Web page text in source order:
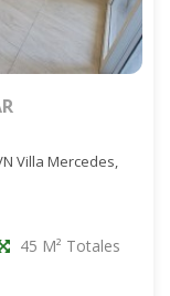
Villa Mercedes,
45 M² Totales